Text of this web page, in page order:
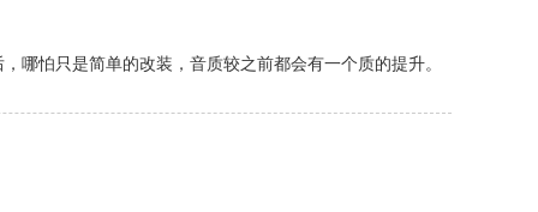
哪怕只是简单的改装，音质较之前都会有一个质的提升。